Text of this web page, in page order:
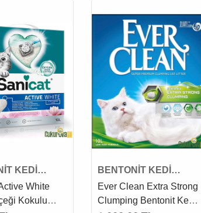
KEDİ
White
Kokulu
BENTONİT KEDİ
KUMU
Ever Clean Extra Strong
Clumping Bentonit Kedi